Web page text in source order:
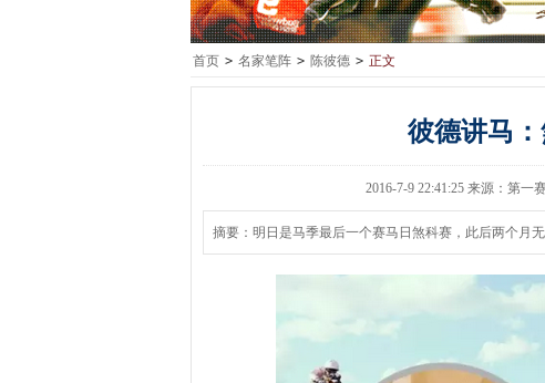
首页 > 名家笔阵 > 陈彼德 > 正文
彼德讲马
2016-7-9 22:41:25 来源：第一
摘要：明日是马季最后一个赛马日煞科赛，此后两个月